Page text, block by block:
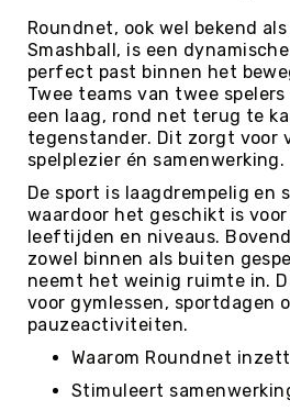
Mikken
Samenwerken
Balanceren
Circus
&
Jongleren
Rijden
Zwaaien
Muziek
&
Bewegen
Coördinatie
Bewegend
leren
Roundnet, ook wel bekend
Smashball, is een
perfect past binnen het
Twee teams van twee
een laag, rond net terug te
tegenstander. Dit zorgt voor
spelplezier én samenwerking.
De sport is laagdrempelig en
waardoor het geschikt is
leeftijden en niveaus.
zowel binnen als buiten
neemt het weinig ruimte in.
voor gymlessen, sportdagen
pauzeactiviteiten.
Waarom Roundnet
Stimuleert